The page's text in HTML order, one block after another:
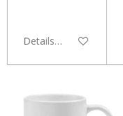
Details anzeigen